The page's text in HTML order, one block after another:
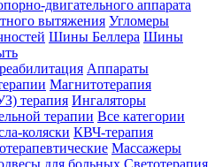
двигательного аппарата
вытяжения Угломеры
Шины Беллера Шины
Аппараты
Магнитотерапия
терапия Ингаляторы
терапии Все категории
коляски КВЧ-терапия
Массажеры
для больных Светотерапия